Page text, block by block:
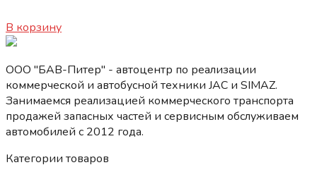
В корзину
ООО "БАВ-Питер" - автоцентр по реализации
коммерческой и автобусной техники JAC и SIMAZ.
Занимаемся реализацией коммерческого транспорта
продажей запасных частей и сервисным обслуживаем
автомобилей c 2012 года.
Категории товаров